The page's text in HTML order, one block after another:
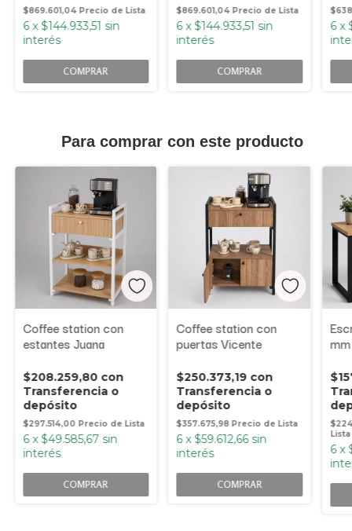
$869.601,04
6 x $144.933,51 sin
interés
COMPRAR
$869.601,04
6 x $144.933,51 sin
interés
COMPRAR
6 x
Para comprar con este producto
Coffee station con
estantes Juana
$297.514,00
$208.259,80 con
Transferencia o
depósito
6 x $49.585,67 sin
interés
COMPRAR
Coffee station con
puertas Vicente
$357.675,98
$250.373,19 con
Transferencia o
depósito
6 x $59.612,66 sin
interés
COMPRAR
6 x